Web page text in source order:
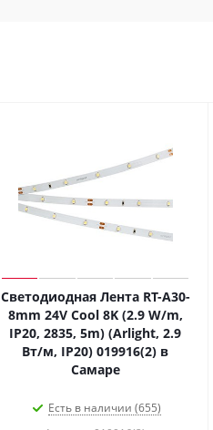
Светодиодная Лента RT-A30-
8mm 24V Cool 8K (2.9 W/m,
IP20, 2835, 5m) (Arlight, 2.9
Вт/м, IP20) 019916(2) в
Самаре
Есть в наличии (655)